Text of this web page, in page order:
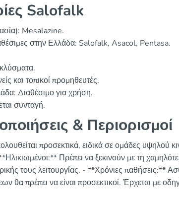
Salofalk
Mesalazine.
στην Ελλάδα: Salofalk, Asacol, Pentasa.
και τοπικοί προμηθευτές.
Διαθέσιμο για χρήση.
συνταγή.
& Περιορισμοί
προσεκτικά, ειδικά σε ομάδες υψηλού
Πρέπει να ξεκινούν με τη
τους λειτουργίας. - **Χρόνιες παθήσεις:**
θα πρέπει να είναι προσεκτικοί. Έρχεται με